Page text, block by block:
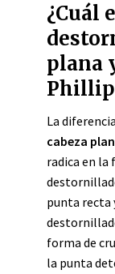
¿Cuál
plana
La
cabeza
radica en la
punta recta
forma de
la punta